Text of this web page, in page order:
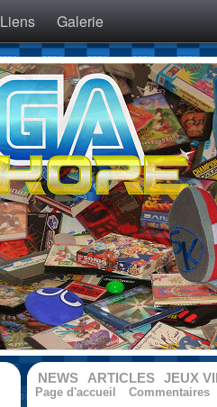
Liens Galerie
NEWS ARTICLES JEUX
Page d'accueil Commentaires